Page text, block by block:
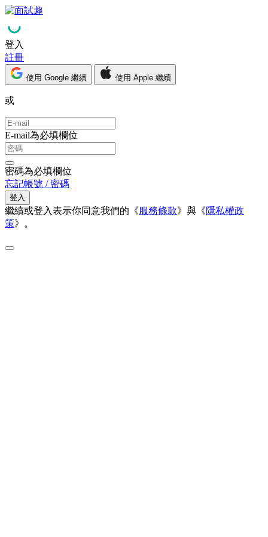
登入
註冊
使用 Google 繼續 使用 Apple 繼續
或
E-mail為必填欄位
密碼為必填欄位
忘記帳號 / 密碼
登入
繼續或登入表示你同意我們的《服務條款》與《隱私權政
策》。